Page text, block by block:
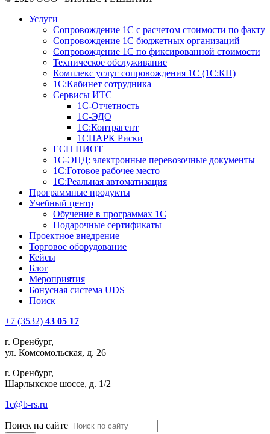
Услуги
Сопровождение 1С с расчетом стоимости по факту
Сопровождение 1С бюджетных организаций
Сопровождение 1С по фиксированной стоимости
Техническое обслуживание
Комплекс услуг сопровождения 1С (1С:КП)
1С:Кабинет сотрудника
Сервисы ИТС
1С-Отчетность
1С-ЭДО
1С:Контрагент
1СПАРК Риски
ЕСП ПИОТ
1С-ЭПД: электронные перевозочные документы
1С:Готовое рабочее место
1С:Реальная автоматизация
Программные продукты
Учебный центр
Обучение в программах 1С
Подарочные сертификаты
Проектное внедрение
Торговое оборудование
Кейсы
Блог
Мероприятия
Бонусная система UDS
Поиск
+7 (3532) 43 05 17
г. Оренбург,
ул. Комсомольская, д. 26
г. Оренбург,
Шарлыкское шоссе, д. 1/2
1c@b-rs.ru
Поиск на сайте